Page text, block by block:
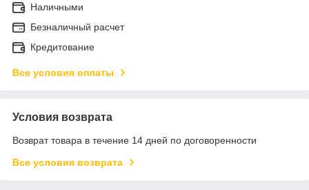
Наличными
Безналичный расчет
Кредитование
Все условия оплаты
Условия возврата
Возврат товара в течение 14 дней по договоренности
Все условия возврата